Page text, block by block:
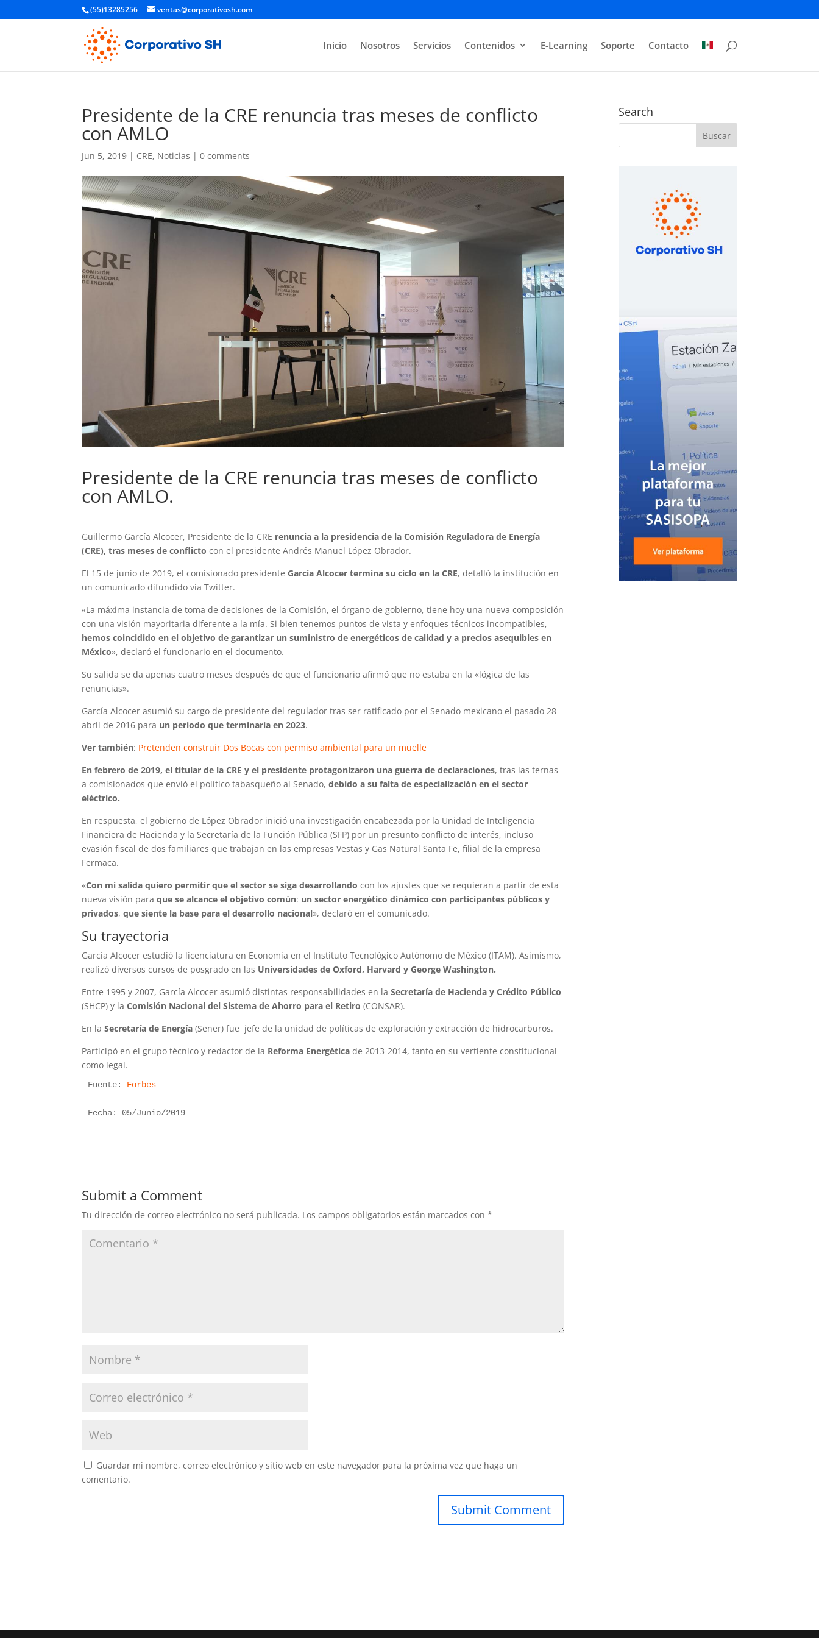
(55)13285256 ventas@corporativosh.com
Inicio Nosotros Servicios Contenidos E-Learning Soporte Contacto
Presidente de la CRE renuncia tras meses de conflicto
con AMLO
Jun 5, 2019 | CRE, Noticias |0 comments
Presidente de la CRE renuncia tras meses de conflicto
con AMLO.
Guillermo García Alcocer, Presidente de la CRE renuncia a la presidencia de la Comisión Reguladora de Energía
(CRE), tras meses de conflicto con el presidente Andrés Manuel López Obrador.
El 15 de junio de 2019, el comisionado presidente García Alcocer termina su ciclo en la CRE, detalló la institución en
un comunicado difundido vía Twitter.
«La máxima instancia de toma de decisiones de la Comisión, el órgano de gobierno, tiene hoy una nueva composición
con una visión mayoritaria diferente a la mía. Si bien tenemos puntos de vista y enfoques técnicos incompatibles,
hemos coincidido en el objetivo de garantizar un suministro de energéticos de calidad y a precios asequibles en
México», declaró el funcionario en el documento.
Su salida se da apenas cuatro meses después de que el funcionario afirmó que no estaba en la «lógica de las
renuncias».
García Alcocer asumió su cargo de presidente del regulador tras ser ratificado por el Senado mexicano el pasado 28
abril de 2016 para un periodo que terminaría en 2023.
Ver también: Pretenden construir Dos Bocas con permiso ambiental para un muelle
En febrero de 2019, el titular de la CRE y el presidente protagonizaron una guerra de declaraciones, tras las ternas
a comisionados que envió el político tabasqueño al Senado,debido a su falta de especialización en el sector
eléctrico.
En respuesta, el gobierno de López Obrador inició una investigación encabezada por la Unidad de Inteligencia
Financiera de Hacienda y la Secretaría de la Función Pública (SFP) por un presunto conflicto de interés, incluso
evasión fiscal de dos familiares que trabajan en las empresas Vestas y Gas Natural Santa Fe, filial de la empresa
Fermaca.
«Con mi salida quiero permitir que el sector se siga desarrollando con los ajustes que se requieran a partir de esta
nueva visión paraque se alcance el objetivo común: un sector energético dinámico con participantes públicos y
privados,que siente la base para el desarrollo nacional», declaró en el comunicado.
Su trayectoria
García Alcocer estudió la licenciatura en Economía en el Instituto Tecnológico Autónomo de México (ITAM). Asimismo,
realizó diversos cursos de posgrado en las Universidades de Oxford, Harvard y George Washington.
Entre 1995 y 2007, García Alcocer asumió distintas responsabilidades en laSecretaría de Hacienda y Crédito Público
(SHCP) y laComisión Nacional del Sistema de Ahorro para el Retiro (CONSAR).
En laSecretaría de Energía (Sener) fue jefe de la unidad de políticas de exploración y extracción de hidrocarburos.
Participó en el grupo técnico y redactor de la Reforma Energética de 2013-2014, tanto en su vertiente constitucional
como legal.
Fuente: Forbes
Fecha: 05/Junio/2019
Submit a Comment
Tu dirección de correo electrónico no será publicada. Los campos obligatorios están marcados con*
Guardar mi nombre, correo electrónico y sitio web en este navegador para la próxima vez que haga un
comentario.
Search